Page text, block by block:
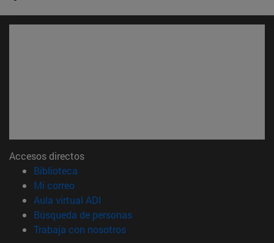
Accesos directos
Biblioteca
Mi correo(abre en nueva ventana)
Aula virtual ADI
Búsqueda de personas(abre en nueva ventana)
Trabaja con nosotros(abre en nueva ventana)